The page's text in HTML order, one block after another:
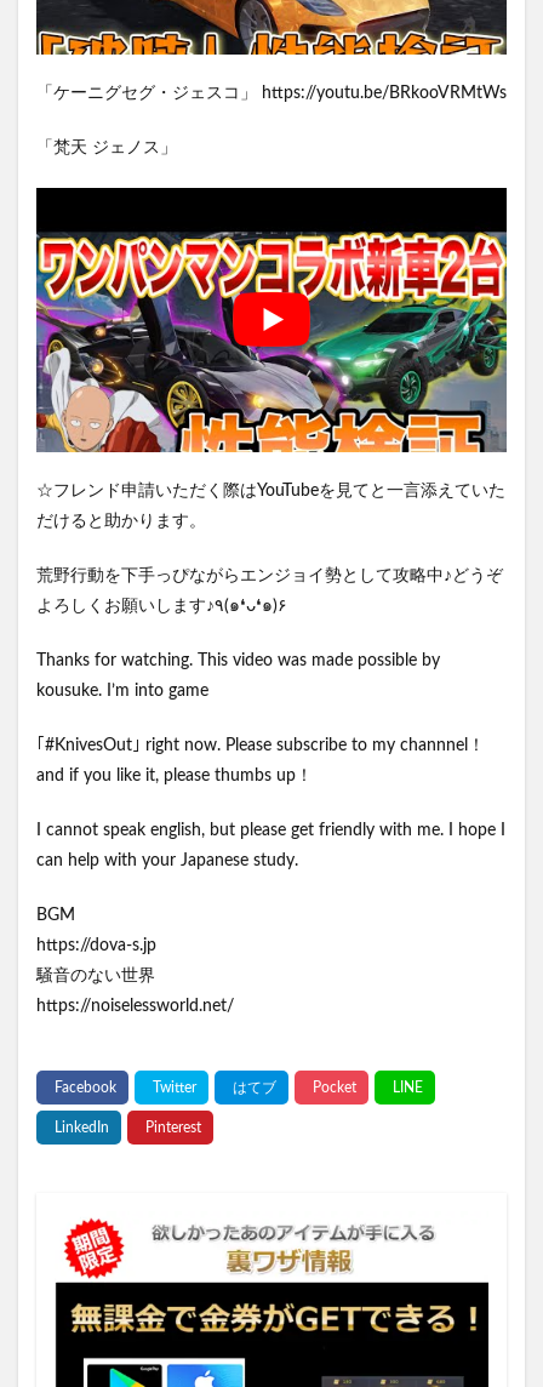
「ケーニグセグ・ジェスコ」 https://youtu.be/BRkooVRMtWs
「梵天 ジェノス」
☆フレンド申請いただく際はYouTubeを見てと一言添えていた
だけると助かります。
荒野行動を下手っぴながらエンジョイ勢として攻略中♪どうぞ
よろしくお願いします♪٩(๑❛ᴗ❛๑)۶
Thanks for watching. This video was made possible by
kousuke. I’m into game
｢#KnivesOut｣ right now. Please subscribe to my channnel！
and if you like it, please thumbs up！
I cannot speak english, but please get friendly with me. I hope I
can help with your Japanese study.
BGM
https://dova-s.jp
騒音のない世界
https://noiselessworld.net/